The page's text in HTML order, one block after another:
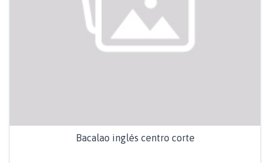
Bacalao inglés centro corte